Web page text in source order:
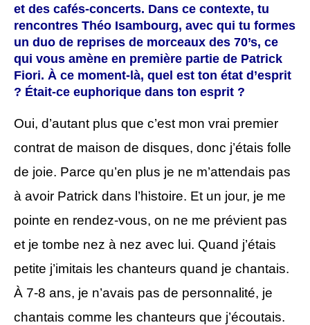
et des cafés-concerts. Dans ce contexte, tu
rencontres Théo Isambourg, avec qui tu formes
un duo de reprises de morceaux des 70’s, ce
qui vous amène en première partie de Patrick
Fiori. À ce moment-là, quel est ton état d’esprit
? Était-ce euphorique dans ton esprit ?
Oui, d’autant plus que c’est mon vrai premier
contrat de maison de disques, donc j’étais folle
de joie. Parce qu’en plus je ne m’attendais pas
à avoir Patrick dans l’histoire. Et un jour, je me
pointe en rendez-vous, on ne me prévient pas
et je tombe nez à nez avec lui. Quand j’étais
petite j’imitais les chanteurs quand je chantais.
À 7-8 ans, je n’avais pas de personnalité, je
chantais comme les chanteurs que j’écoutais.